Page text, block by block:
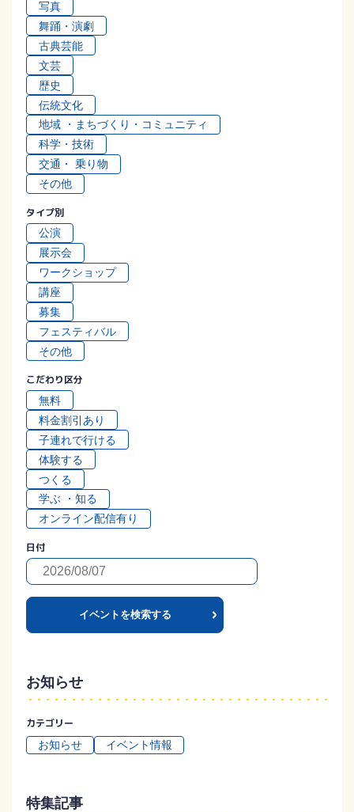
写真
舞踊・演劇
古典芸能
⽂芸
歴史
伝統⽂化
地域 ・まちづくり・コミュニティ
科学・技術
交通・ 乗り物
その他
タイプ別
公演
展⽰会
ワークショップ
講座
募集
フェスティバル
その他
こだわり区分
無料
料⾦割引あり
⼦連れで⾏ける
体験する
つくる
学ぶ ・知る
オンライン配信有り
日付
イベントを検索する
お知らせ
カテゴリー
お知らせ イベント情報
特集記事